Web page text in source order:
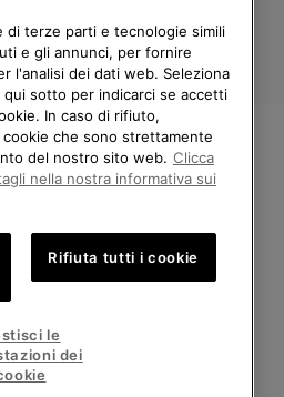
Avenue des Morgines, 12 1213
riservati.
utilizzo
& 14:00 - 18:00
A IN SOREL.
TUO PAESE DI
online disponibile
di terze parti e tecnologie simili
e gli annunci, per fornire
l'analisi dei dati web. Seleziona
sotto per indicarci se accetti
In caso di rifiuto,
che sono strettamente
del nostro sito web. Clicca
nella nostra informativa sui
Rifiuta tutti i cookie
le
dei